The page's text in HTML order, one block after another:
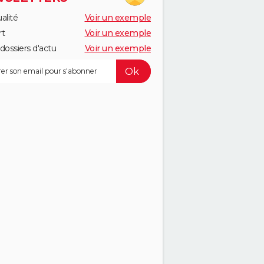
Voir un exemple
Voir un exemple
d'actu
Voir un exemple